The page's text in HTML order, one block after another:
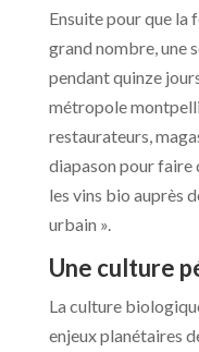
Ensuite pour que la
grand nombre, une
pendant quinze
métropole
restaurateurs,
diapason pour faire
les vins bio auprès
urbain ».
Une culture
La culture
enjeux planétaires